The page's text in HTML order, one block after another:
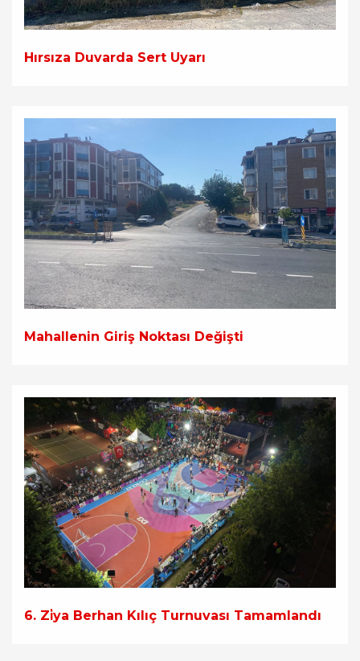
Hırsıza Duvarda Sert Uyarı
Mahallenin Giriş Noktası Değişti
6. Zi̇ya Berhan Kılıç Turnuvası Tamamlandı